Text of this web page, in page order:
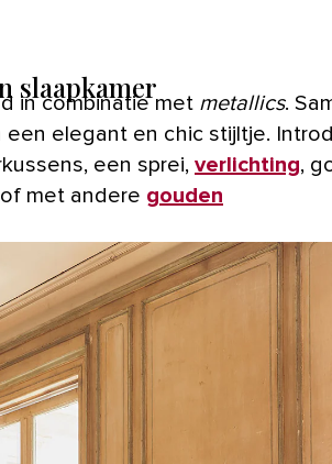
slaapkamer
in combinatie met metallics.
elegant en chic stijltje.
een sprei, verlichting,
of met andere gouden